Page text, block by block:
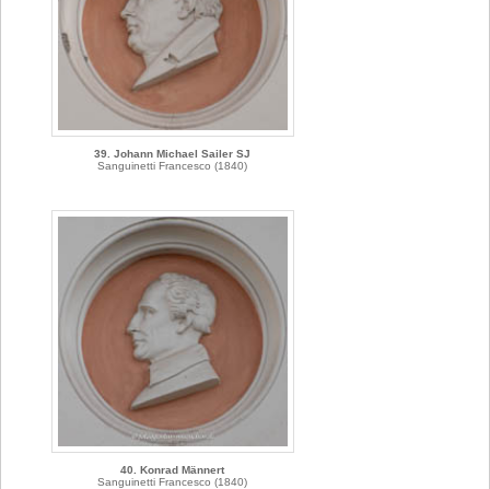
39. Johann Michael Sailer SJ
Sanguinetti Francesco (1840)
40. Konrad Männert
Sanguinetti Francesco (1840)